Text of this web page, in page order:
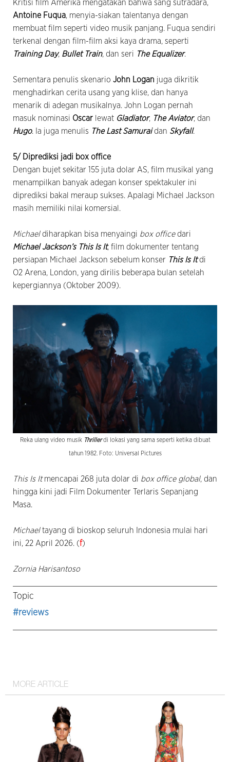
Kritisi film Amerika mengatakan bahwa sang sutradara,
Antoine Fuqua, menyia-siakan talentanya dengan
membuat film seperti video musik panjang. Fuqua sendiri
terkenal dengan film-film aksi kaya drama, seperti
Training Day, Bullet Train, dan seri The Equalizer.
Sementara penulis skenario John Logan juga dikritik
menghadirkan cerita usang yang klise, dan hanya
menarik di adegan musikalnya. John Logan pernah
masuk nominasi Oscar lewat Gladiator, The Aviator, dan
Hugo. Ia juga menulis The Last Samuraidan Skyfall.
5/ Diprediksi jadi box office
Dengan bujet sekitar 155 juta dolar AS, film musikal yang
menampilkan banyak adegan konser spektakuler ini
diprediksi bakal meraup sukses. Apalagi Michael Jackson
masih memiliki nilai komersial.
Michaeldiharapkan bisa menyaingi box officedari
Michael Jackson’s This Is It, film dokumenter tentang
persiapan Michael Jackson sebelum konser This Is Itdi
O2 Arena, London, yang dirilis beberapa bulan setelah
kepergiannya (Oktober 2009).
Reka ulang video musik Thrillerdi lokasi yang sama seperti ketika dibuat
tahun 1982. Foto: Universal Pictures
This Is Itmencapai 268 juta dolar di box office global, dan
hingga kini jadi Film Dokumenter Terlaris Sepanjang
Masa.
Michaeltayang di bioskop seluruh Indonesia mulai hari
ini, 22 April 2026. (f)
Zornia Harisantoso
Topic
#reviews
MORE ARTICLE